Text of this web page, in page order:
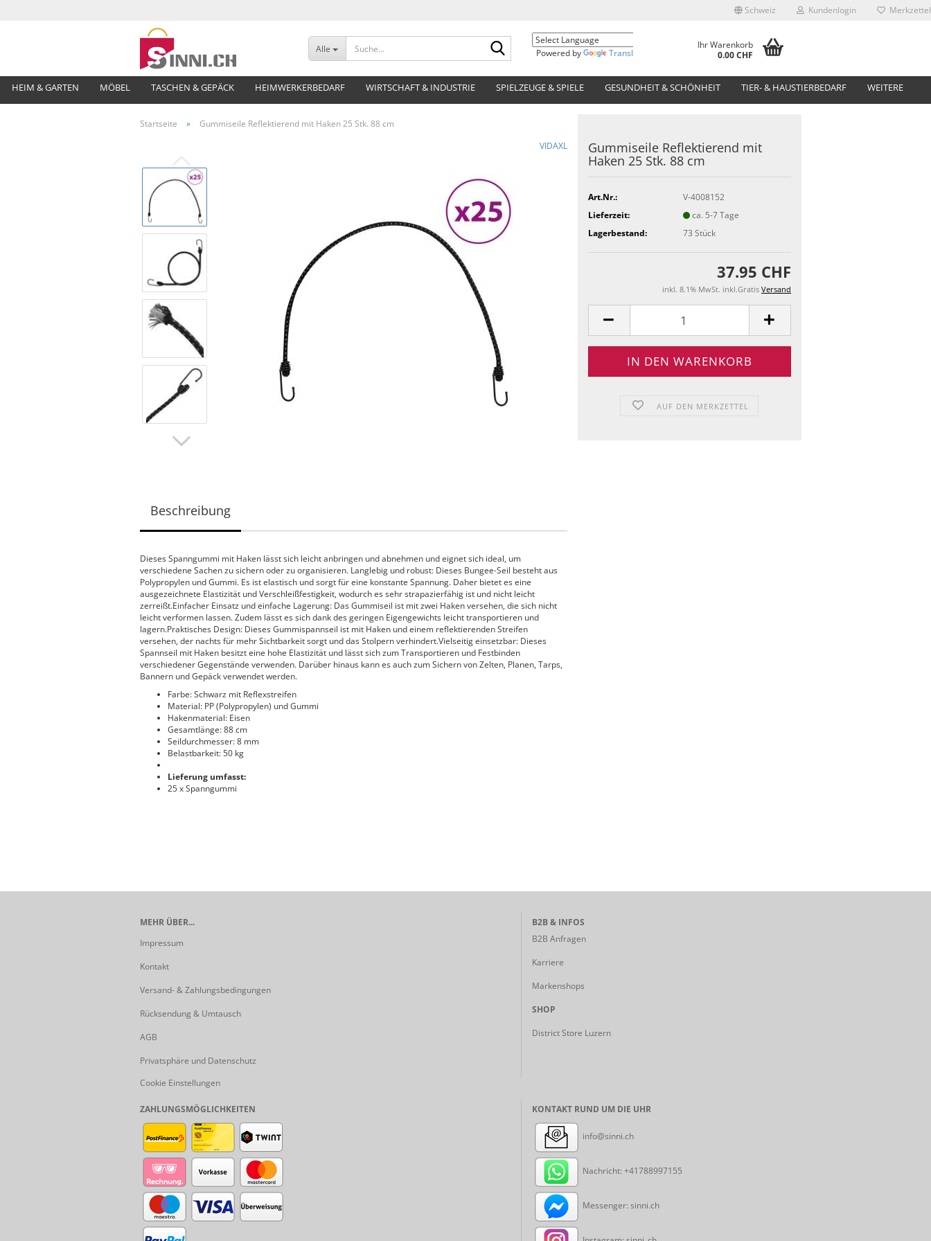
Schweiz Kundenlogin Merkzettel
Alle
Suche...
Powered by
Translate
Ihr Warenkorb
0.00 CHF
HEIM & GARTEN MÖBEL TASCHEN & GEPÄCK HEIMWERKERBEDARF WIRTSCHAFT & INDUSTRIE SPIELZEUGE & SPIELE GESUNDHEIT & SCHÖNHEIT TIER- & HAUSTIERBEDARF WEITERE
Startseite »
Gummiseile Reflektierend mit Haken 25 Stk. 88 cm
VIDAXL
Gummiseile Reflektierend mit
Haken 25 Stk. 88 cm
Art.Nr.:
V-4008152
Lieferzeit:
ca. 5-7 Tage
Lagerbestand:
73 Stück
37.95 CHF
inkl. 8.1% MwSt. inkl.Gratis Versand
AUF DEN MERKZETTEL
Beschreibung
Dieses Spanngummi mit Haken lässt sich leicht anbringen und abnehmen und eignet sich ideal, um
verschiedene Sachen zu sichern oder zu organisieren. Langlebig und robust: Dieses Bungee-Seil besteht aus
Polypropylen und Gummi. Es ist elastisch und sorgt für eine konstante Spannung. Daher bietet es eine
ausgezeichnete Elastizität und Verschleißfestigkeit, wodurch es sehr strapazierfähig ist und nicht leicht
zerreißt.Einfacher Einsatz und einfache Lagerung: Das Gummiseil ist mit zwei Haken versehen, die sich nicht
leicht verformen lassen. Zudem lässt es sich dank des geringen Eigengewichts leicht transportieren und
lagern.Praktisches Design: Dieses Gummispannseil ist mit Haken und einem reflektierenden Streifen
versehen, der nachts für mehr Sichtbarkeit sorgt und das Stolpern verhindert.Vielseitig einsetzbar: Dieses
Spannseil mit Haken besitzt eine hohe Elastizität und lässt sich zum Transportieren und Festbinden
verschiedener Gegenstände verwenden. Darüber hinaus kann es auch zum Sichern von Zelten, Planen, Tarps,
Bannern und Gepäck verwendet werden.
Farbe: Schwarz mit Reflexstreifen
Material: PP (Polypropylen) und Gummi
Hakenmaterial: Eisen
Gesamtlänge: 88 cm
Seildurchmesser: 8 mm
Belastbarkeit: 50 kg
Lieferung umfasst:
25 x Spanngummi
MEHR ÜBER...
Impressum
Kontakt
Versand- & Zahlungsbedingungen
Rücksendung & Umtausch
AGB
Privatsphäre und Datenschutz
Cookie Einstellungen
B2B & INFOS
B2B Anfragen
Karriere
Markenshops
SHOP
District Store Luzern
ZAHLUNGSMÖGLICHKEITEN KONTAKT RUND UM DIE UHR
info@sinni.ch
Nachricht: +41788997155
Messenger: sinni.ch